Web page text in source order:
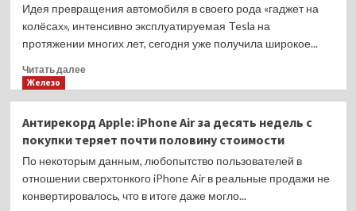
на
и
несложно
Идея превращения автомобиля в своего рода «гаджет на
колёсах», интенсивно эксплуатируемая Tesla на
протяжении многих лет, сегодня уже получила широкое...
Читать далееПрочитать
не
приживётся
в
нынешняя
Железо
Антирекорд Apple: iPhone Air за десять недель с
покупки теряет почти половину стоимости
По некоторым данным, любопытство пользователей в
отношении сверхтонкого iPhone Air в реальные продажи не
конвертировалось, что в итоге даже могло...